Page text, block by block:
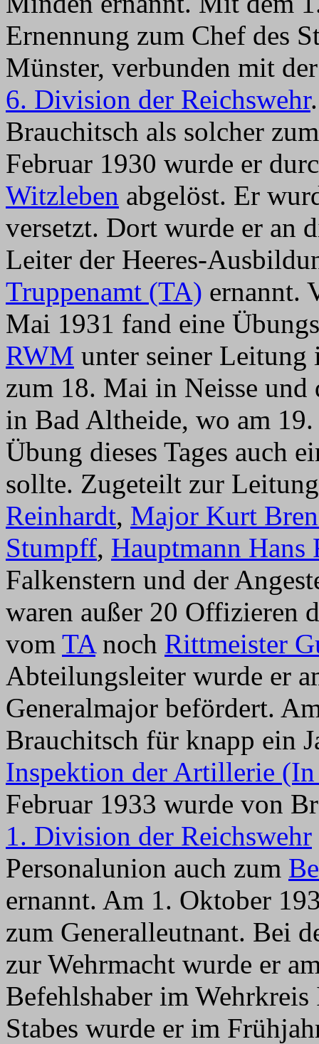
Ernennung zum Chef des
Münster, verbunden mit
6. Division der Reichswehr
Brauchitsch als solcher
Februar 1930 wurde er
Witzleben abgelöst. Er
versetzt. Dort wurde er an
Leiter der Heeres-
Truppenamt (TA) ernannt.
Mai 1931 fand eine
RWM unter seiner Leitung
zum 18. Mai in Neisse
in Bad Altheide, wo am
Übung dieses Tages auch
sollte. Zugeteilt zur
Reinhardt, Major Kurt
Stumpff, Hauptmann
Falkenstern und der
waren außer 20 Offizieren
vom TAnoch Rittmeister
Abteilungsleiter wurde er
Generalmajor befördert.
Brauchitsch für knapp ein
Inspektion der Artillerie
Februar 1933 wurde von
1. Division der Reichswehr
Personalunion auch zum
ernannt. Am 1. Oktober
zum Generalleutnant. Bei
zur Wehrmacht wurde er
Befehlshaber im
Stabes wurde er im